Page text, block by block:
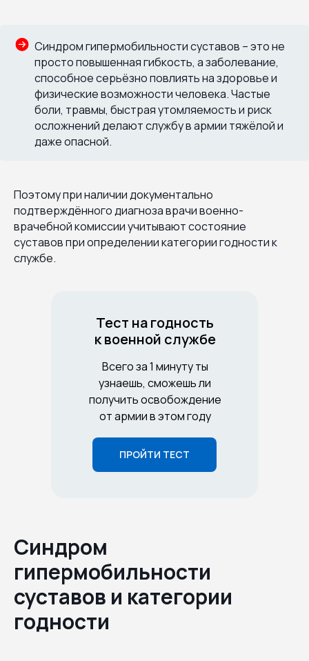
Синдром гипермобильности суставов – это не
просто повышенная гибкость, а заболевание,
способное серьёзно повлиять на здоровье и
физические возможности человека. Частые
боли, травмы, быстрая утомляемость и риск
осложнений делают службу в армии тяжёлой и
даже опасной.
Поэтому при наличии документально
подтверждённого диагноза врачи военно-
врачебной комиссии учитывают состояние
суставов при определении категории годности к
службе.
ПРОЙТИ ТЕСТ
Тест на годность
к военной службе
Всего за 1 минуту ты
узнаешь, сможешь ли
получить освобождение
от армии в этом году
Синдром
гипермобильности
суставов и категории
годности